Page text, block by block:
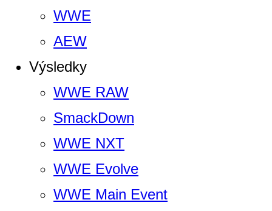
WWE
AEW
Výsledky
WWE RAW
SmackDown
WWE NXT
WWE Evolve
WWE Main Event